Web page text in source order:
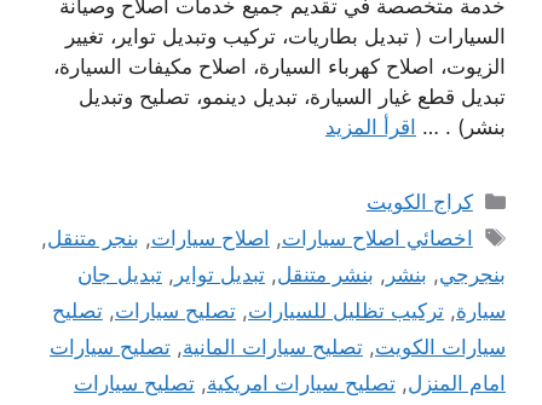
خدمة متخصصة في تقديم جميع خدمات اصلاح وصيانة
السيارات ( تبديل بطاريات، تركيب وتبديل تواير، تغيير
الزيوت، اصلاح كهرباء السيارة، اصلاح مكيفات السيارة،
تبديل قطع غيار السيارة، تبديل دينمو، تصليح وتبديل
بنشر) . … اقرأ المزيد
التصنيفات
كراج الكويت
الوسوم
اخصائي اصلاح سيارات, اصلاح سيارات, بنجر متنقل,
بنجرجي, بنشر , بنشر متنقل, تبديل تواير , تبديل جان
سيارة, تركيب تظليل للسيارات, تصليح سيارات, تصليح
سيارات الكويت, تصليح سيارات المانية, تصليح سيارات
امام المنزل, تصليح سيارات امريكية, تصليح سيارات